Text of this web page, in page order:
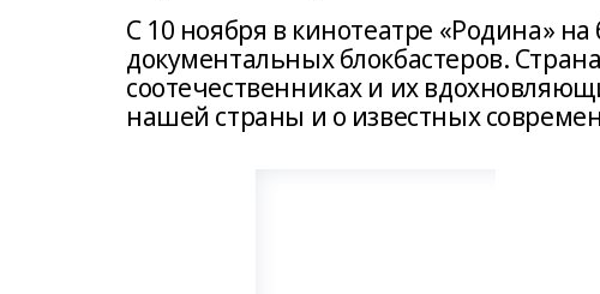
С 10 ноября в кинотеатре «Родина»
документальных блокбастеров.
соотечественниках и их
нашей страны и о известных